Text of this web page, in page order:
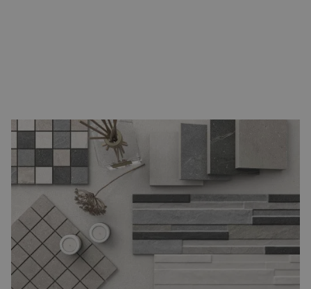
Deze tegels hebben de uitstraling van
, maar door het
effect van het reliëf zal er meer diepte aan de wand gegeven
worden, maar het oogt toch rustiger dan bij het originele
mozaïek. Dit komt omdat niet ieder “steentje” apart gevoegd
hoeft te worden, daardoor creëer je meer rust. Ook praktisch
heeft dit voordelen.